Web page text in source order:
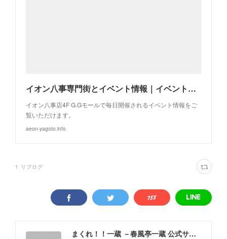
イオン八事専門街とイベント情報｜イベントのご案内
イオン八事店4F G.Gモールで毎日開催されるイベント情報をご
覧いただけます。
aeon-yagoto.info
1 リブログ
まくれ！！一蔵 －春風亭一蔵 公式サイト－